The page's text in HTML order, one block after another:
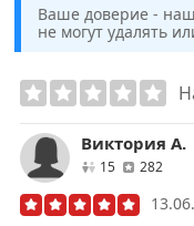
Ваше доверие -
не могут удалять
Виктория А.
15друзей
282